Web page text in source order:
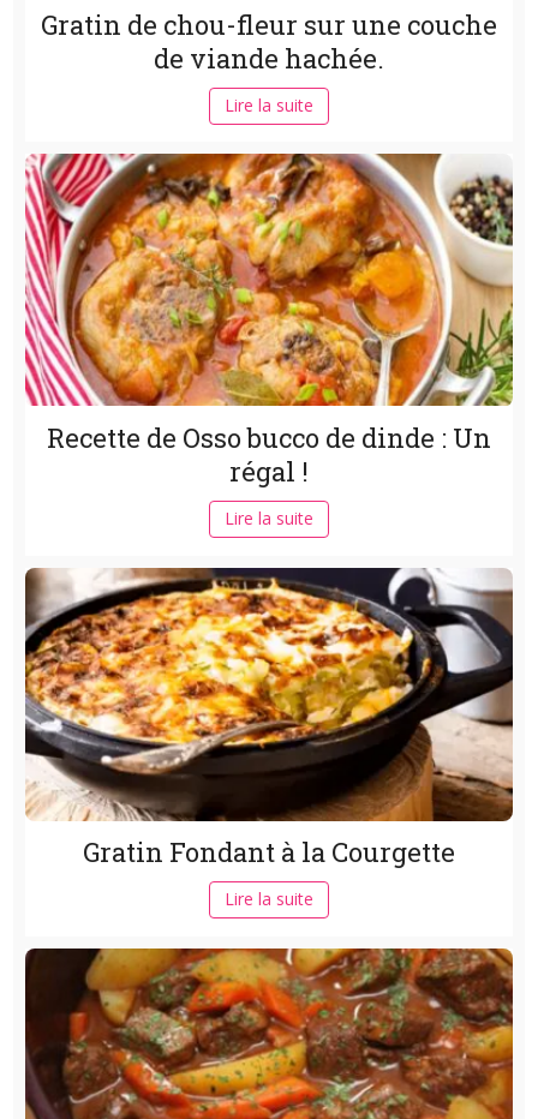
Gratin de chou-fleur sur une couche
de viande hachée.
Lire la suite
Recette de Osso bucco de dinde : Un
régal !
Lire la suite
Gratin Fondant à la Courgette
Lire la suite